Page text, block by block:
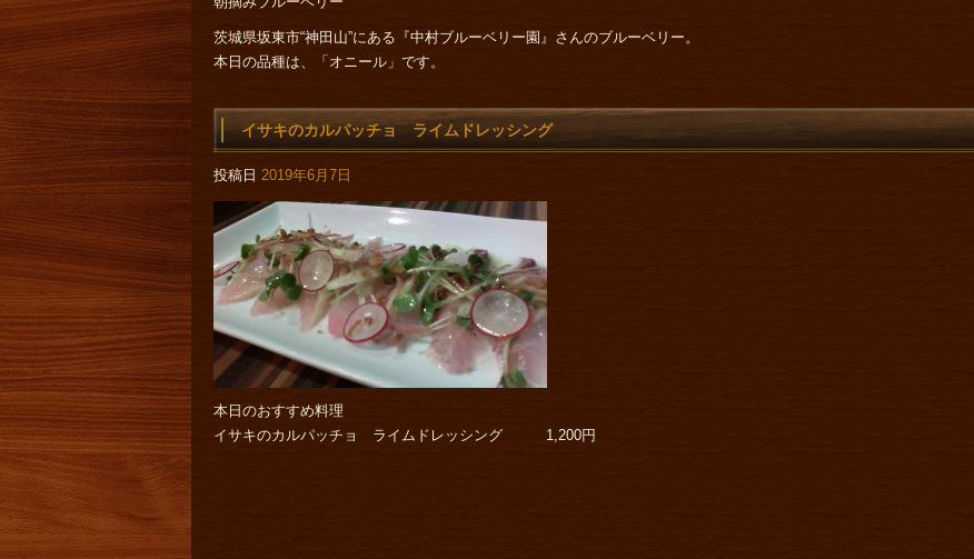
茨城県坂東市“神田山”にある『中村ブルーベリー園』さんのブルーベリー。
本日の品種は、「オニール」です。
イサキのカルパッチョ ライムドレッシング
投稿日 2019年6月7日
本日のおすすめ料理
イサキのカルパッチョ ライムドレッシング 1,200円